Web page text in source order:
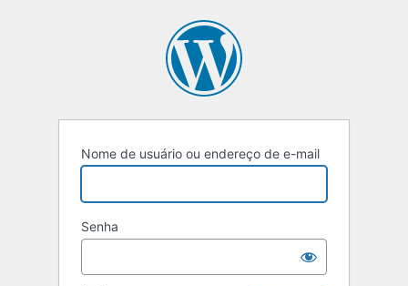
Nome de usuário ou endereço de e-mail
Senha